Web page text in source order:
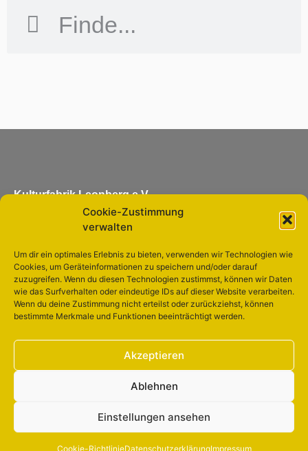
Cookie-Zustimmung
verwalten
Um dir ein optimales Erlebnis zu bieten, verwenden wir Technologien wie
Cookies, um Geräteinformationen zu speichern und/oder darauf
zuzugreifen. Wenn du diesen Technologien zustimmst, können wir Daten
wie das Surfverhalten oder eindeutige IDs auf dieser Website verarbeiten.
Wenn du deine Zustimmung nicht erteilst oder zurückziehst, können
bestimmte Merkmale und Funktionen beeinträchtigt werden.
Akzeptieren
Ablehnen
Einstellungen ansehen
Cookie-RichtlinieDatenschutzerklärungImpressum
Kulturfabrik Leonberg e.V.
info@kulturfabrik-leonberg.de
Unseren Newsletter
Abonnieren
© KULTURFABRIK LEONBERG E.V. 2022-2023